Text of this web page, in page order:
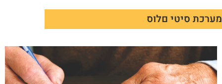
מערכת סיטי םלוס